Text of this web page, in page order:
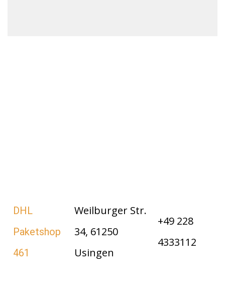
DHL
Paketshop
461
Weilburger Str.
34, 61250
Usingen
+49 228
4333112